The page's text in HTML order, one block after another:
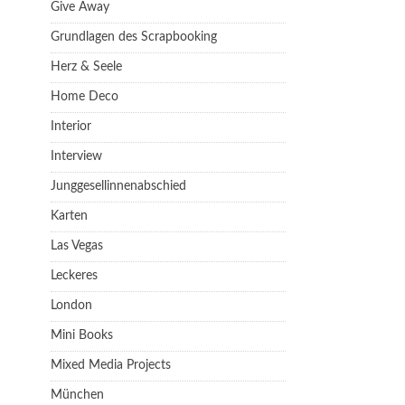
Give Away
Grundlagen des Scrapbooking
Herz & Seele
Home Deco
Interior
Interview
Junggesellinnenabschied
Karten
Las Vegas
Leckeres
London
Mini Books
Mixed Media Projects
München